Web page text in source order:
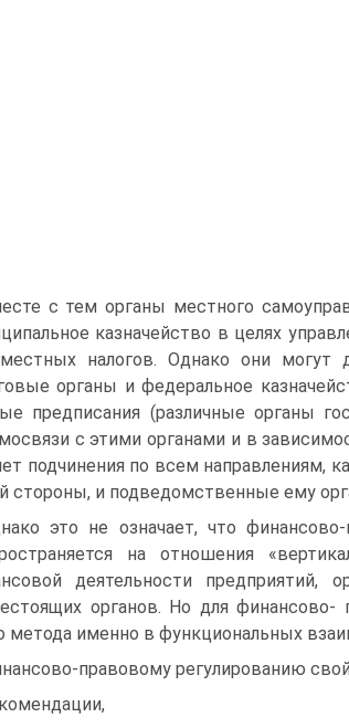
с тем органы местного
казначейство в целях
налогов. Однако они могут
органы и федеральное
предписания (различные органы
с этими органами и в
подчинения по всем направлениям,
стороны, и подведомственные ему
это не означает, что
на отношения
деятельности
органов. Но для финансово-
метода именно в функциональных
правовому регулированию